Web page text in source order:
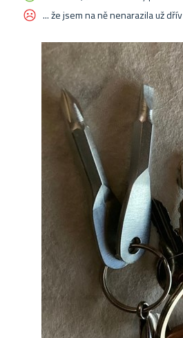
... že jsem na ně nenarazila už dřív